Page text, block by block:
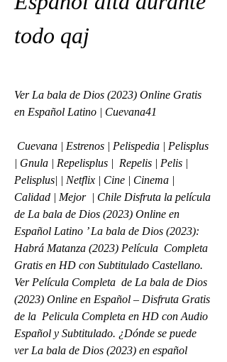
todo qaj
Ver La bala de Dios (2023) Online Gratis
en Español Latino | Cuevana41
| Gnula | Repelisplus |  Repelis | Pelis |
Pelisplus| | Netflix | Cine | Cinema |
Calidad | Mejor  | Chile Disfruta la película
de La bala de Dios (2023) Online en
Español Latino ’ La bala de Dios (2023):
Habrá Matanza (2023) Película  Completa
Gratis en HD con Subtitulado Castellano.
Ver Película Completa  de La bala de Dios
(2023) Online en Español – Disfruta Gratis
de la  Pelicula Completa en HD con Audio
Español y Subtitulado. ¿Dónde se puede
ver La bala de Dios (2023) en español